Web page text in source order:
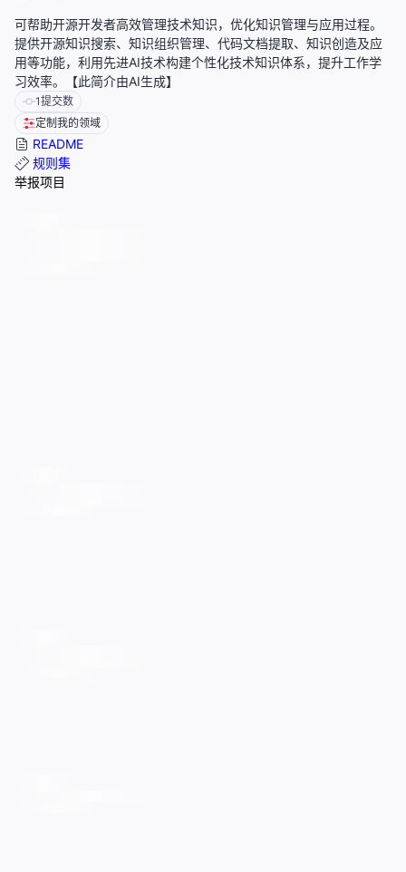
可帮助开源开发者高效管理技术知识，优化知识管理与应用过程。
提供开源知识搜索、知识组织管理、代码文档提取、知识创造及应
用等功能，利用先进AI技术构建个性化技术知识体系，提升工作学
习效率。【此简介由AI生成】
1提交数
定制我的领域
README
规则集
举报项目